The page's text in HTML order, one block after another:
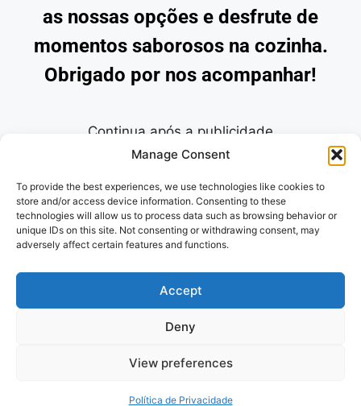
Manage Consent
To provide the best experiences, we use technologies like cookies to
store and/or access device information. Consenting to these
technologies will allow us to process data such as browsing behavior or
unique IDs on this site. Not consenting or withdrawing consent, may
adversely affect certain features and functions.
Accept
Deny
View preferences
Política de Privacidade
as nossas opções e desfrute de
momentos saborosos na cozinha.
Obrigado por nos acompanhar!
Continua após a publicidade
Para o pudim: 1 lata de leite condensado (395g) 2
(chá) de essência de baunilha (opcional) Para a
calda: 10 colheres de sobremesa de açúcar 1/2
xícara de água quente Para a base: 150g de bolacha
maisena ou bolacha maria triturada 2 colheres
(sopa) de manteiga derretida Para a decoração
(opcional): Raspas de chocolate ou pedaços de
brownie esfarelados Folhas de hortelã para finaliza
Politica de Privacidade